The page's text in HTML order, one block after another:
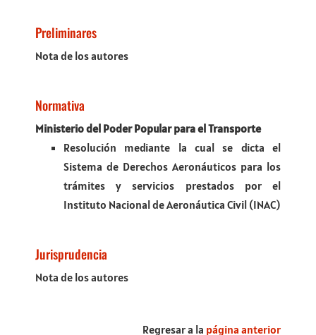
Preliminares
Nota de los autores
Normativa
Ministerio del Poder Popular para el Transporte
Resolución mediante la cual se dicta el
Sistema de Derechos Aeronáuticos para los
trámites y servicios prestados por el
Instituto Nacional de Aeronáutica Civil (INAC)
Jurisprudencia
Nota de los autores
Regresar a la página anterior